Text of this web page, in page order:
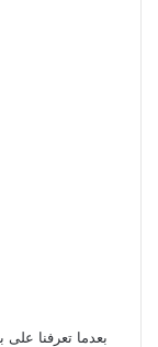
بعدما تعرفنا